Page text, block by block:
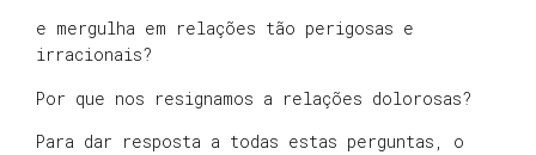
e mergulha em relações tão perigosas e
irracionais?
Por que nos resignamos a relações dolorosas?
Para dar resposta a todas estas perguntas, o